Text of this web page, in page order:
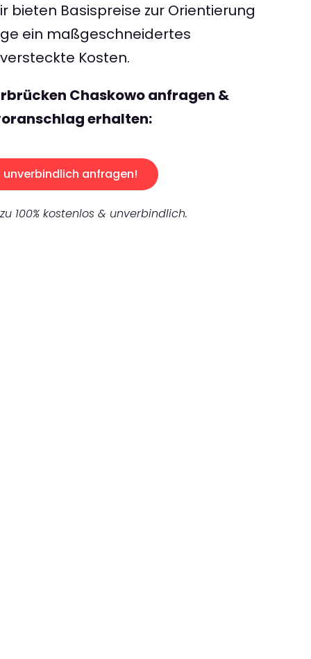
bieten Basispreise zur Orientierung
ein maßgeschneidertes
Kosten.
Chaskowo anfragen &
erhalten:
unverbindlich anfragen!
100% kostenlos & unverbindlich.